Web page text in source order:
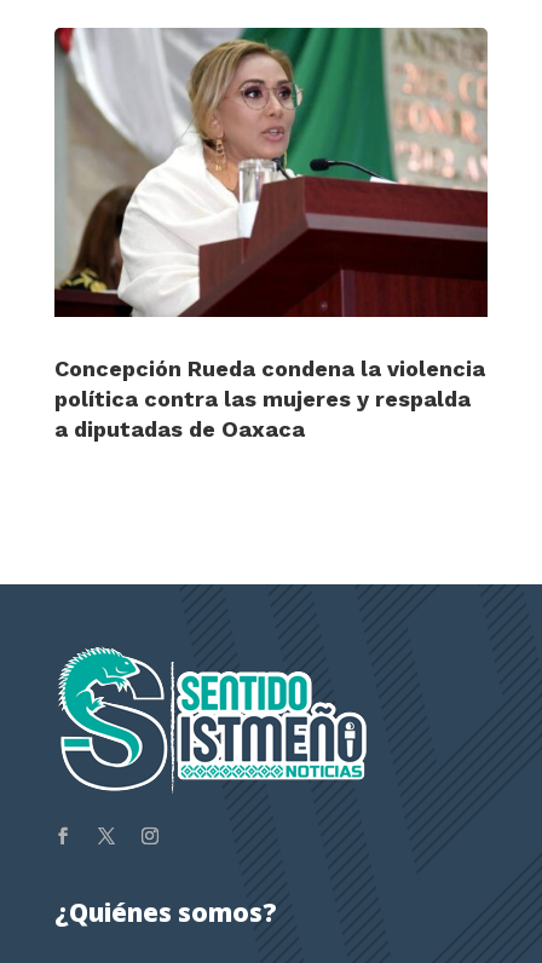
Concepción Rueda condena la violencia
política contra las mujeres y respalda
a diputadas de Oaxaca
¿Quiénes somos?